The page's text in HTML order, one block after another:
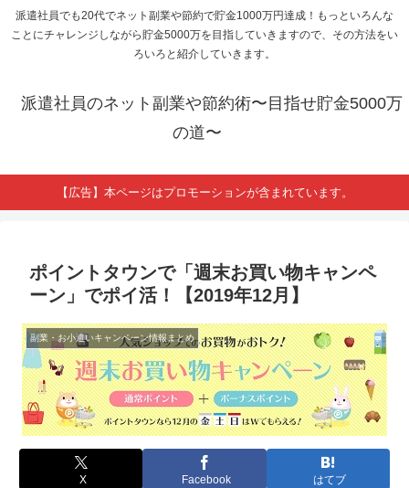
派遣社員でも20代でネット副業や節約で貯金1000万円達成！もっといろんな
ことにチャレンジしながら貯金5000万を目指していきますので、その方法をい
ろいろと紹介していきます。
派遣社員のネット副業や節約術〜目指せ貯金5000万
の道〜
【広告】本ページはプロモーションが含まれています。
ポイントタウンで「週末お買い物キャンペ
ーン」でポイ活！【2019年12月】
副業・お小遣いキャンペーン情報まとめ
X Facebook はてブ